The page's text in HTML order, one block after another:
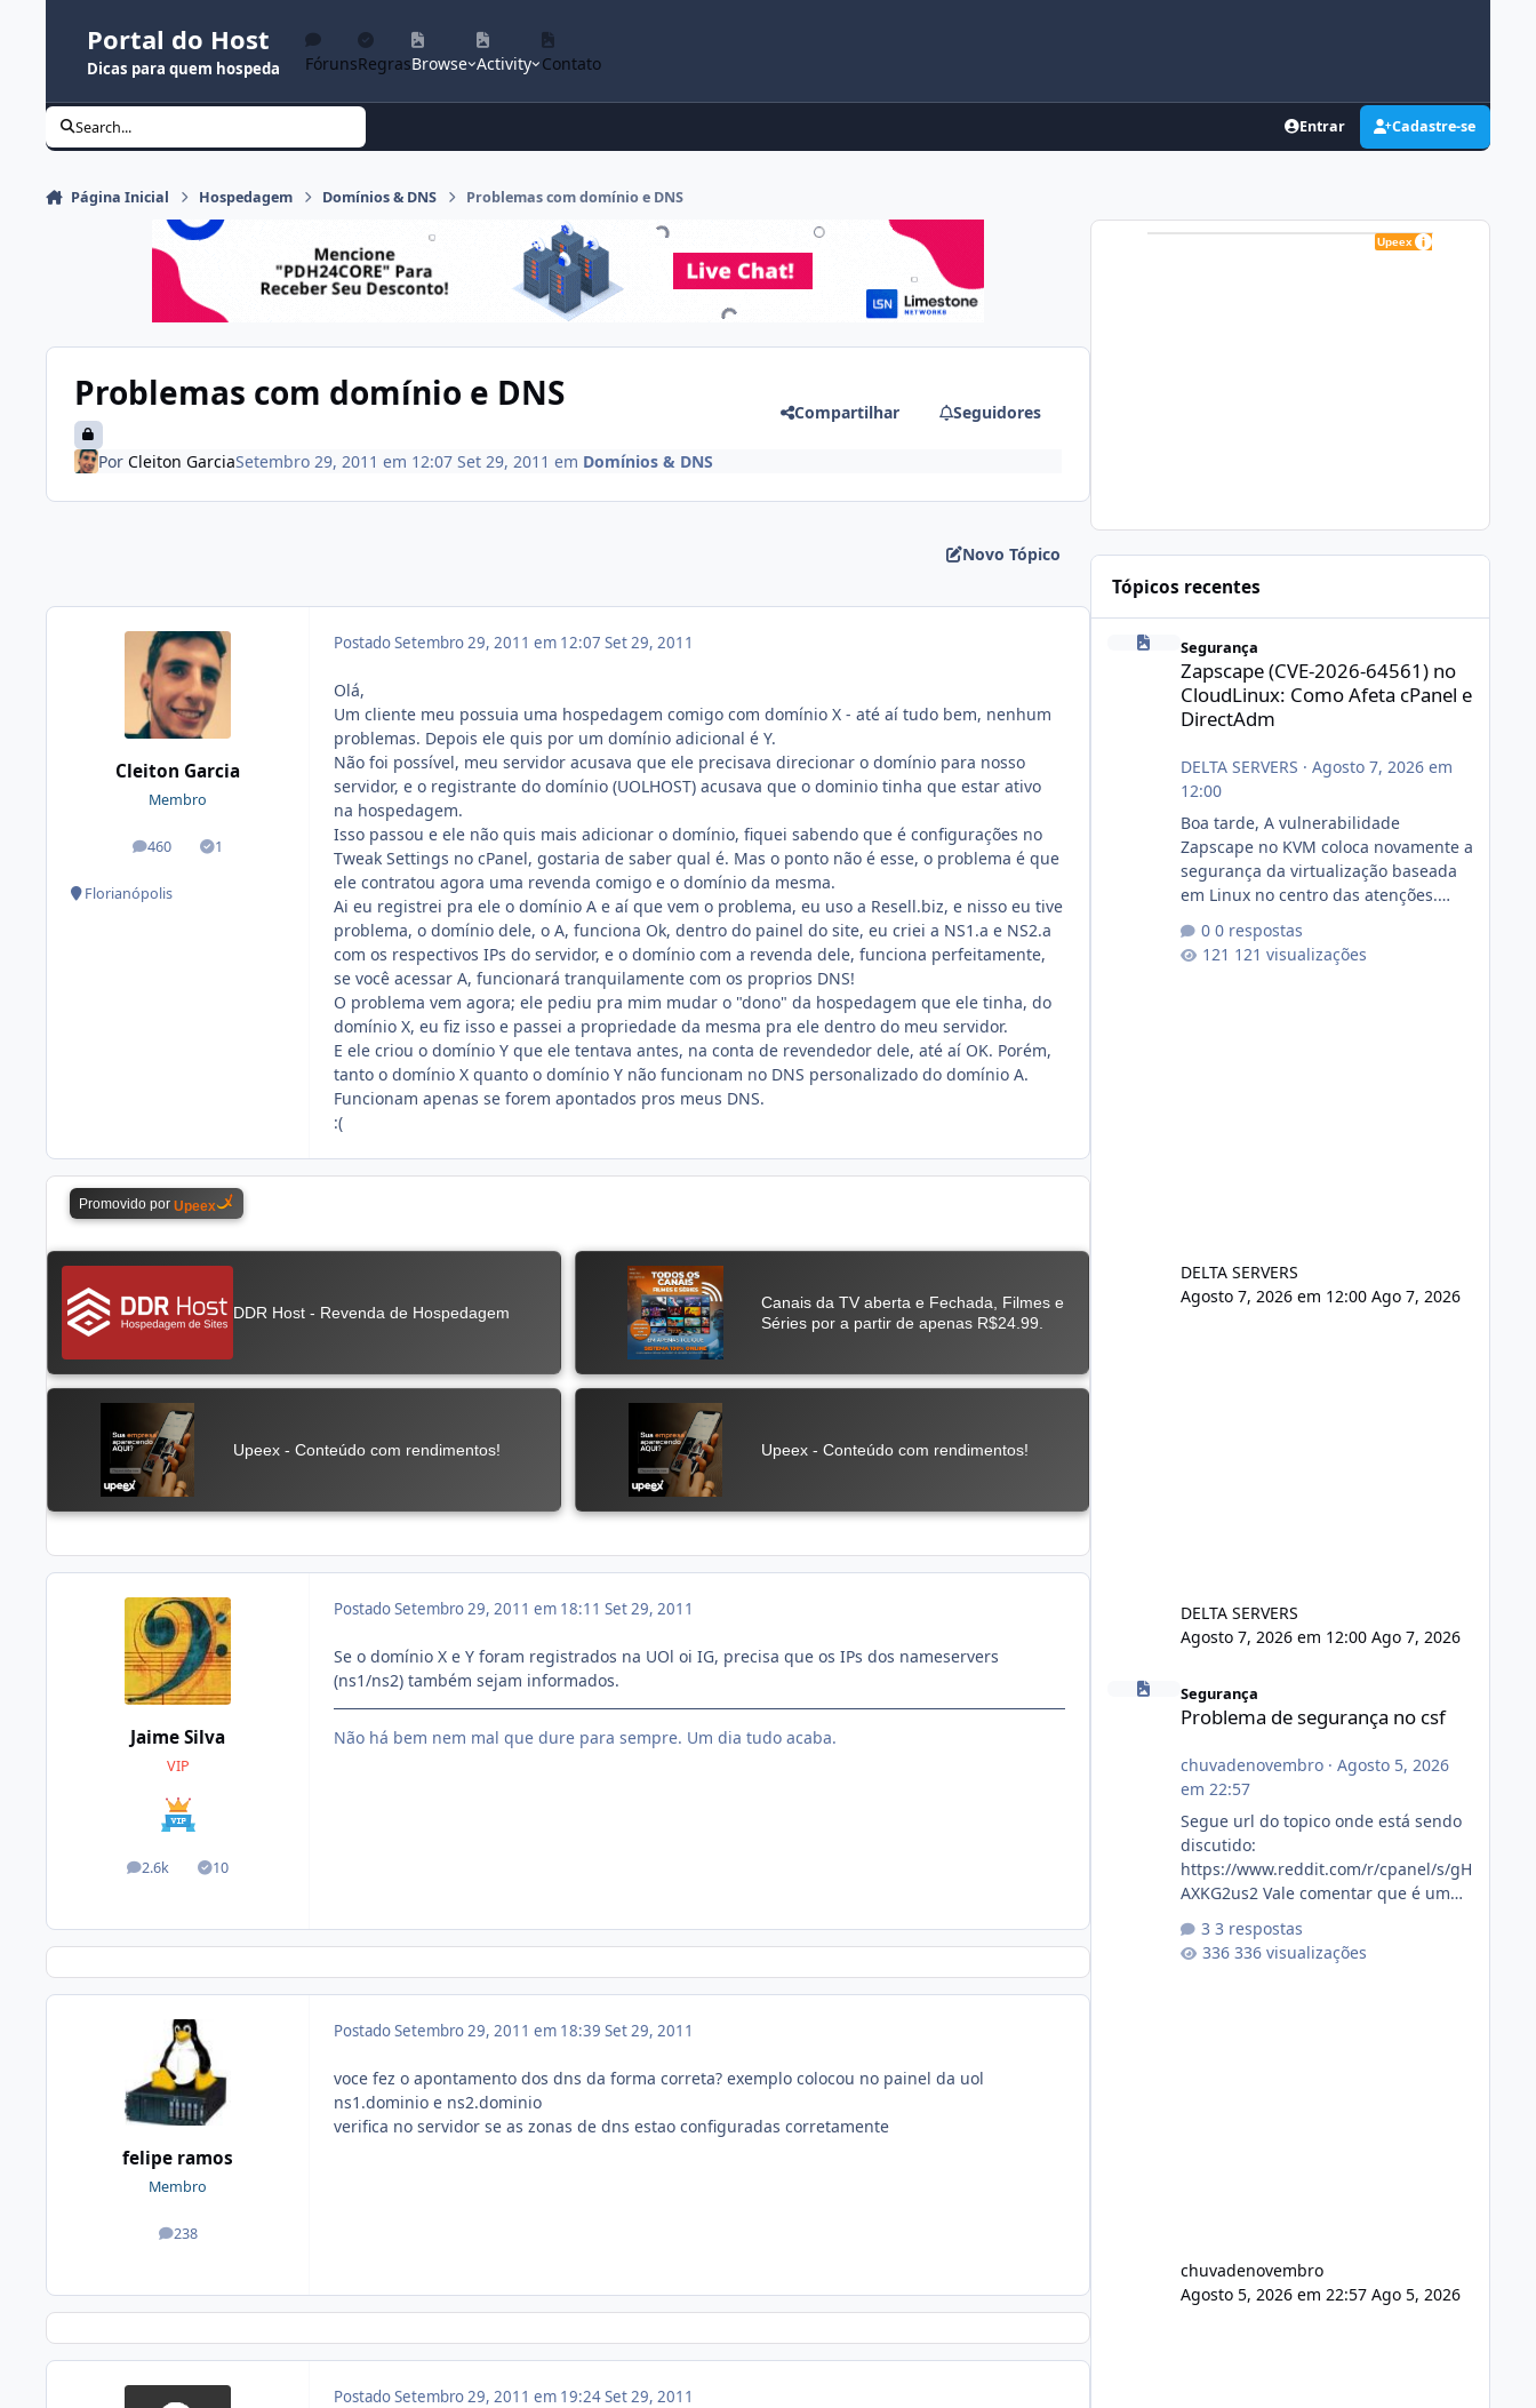
Portal do Host
Dicas para quem hospeda FórunsRegrasBrowse Activity Contato
Search... Entrar Cadastre-se
Página Inicial Hospedagem Domínios & DNS Problemas com domínio e DNS
Problemas com domínio e DNS Compartilhar Seguidores
Por Cleiton GarciaSetembro 29, 2011 em 12:07 Set 29, 2011 em Domínios & DNS
Novo Tópico
Cleiton Garcia
Membro
460
posts 1
Soluções
Florianópolis
PostadoSetembro 29, 2011 em 12:07 Set 29, 2011
Olá,
Um cliente meu possuia uma hospedagem comigo com domínio X - até aí tudo bem, nenhum
problemas. Depois ele quis por um domínio adicional é Y.
Não foi possível, meu servidor acusava que ele precisava direcionar o domínio para nosso
servidor, e o registrante do domínio (UOLHOST) acusava que o dominio tinha que estar ativo
na hospedagem.
Isso passou e ele não quis mais adicionar o domínio, fiquei sabendo que é configurações no
Tweak Settings no cPanel, gostaria de saber qual é. Mas o ponto não é esse, o problema é que
ele contratou agora uma revenda comigo e o domínio da mesma.
Ai eu registrei pra ele o domínio A e aí que vem o problema, eu uso a Resell.biz, e nisso eu tive
problema, o domínio dele, o A, funciona Ok, dentro do painel do site, eu criei a NS1.a e NS2.a
com os respectivos IPs do servidor, e o domínio com a revenda dele, funciona perfeitamente,
se você acessar A, funcionará tranquilamente com os proprios DNS!
O problema vem agora; ele pediu pra mim mudar o "dono" da hospedagem que ele tinha, do
domínio X, eu fiz isso e passei a propriedade da mesma pra ele dentro do meu servidor.
E ele criou o domínio Y que ele tentava antes, na conta de revendedor dele, até aí OK. Porém,
tanto o domínio X quanto o domínio Y não funcionam no DNS personalizado do domínio A.
Funcionam apenas se forem apontados pros meus DNS.
:(
Jaime Silva
VIP
2.6k
posts 10
Soluções
PostadoSetembro 29, 2011 em 18:11 Set 29, 2011
Se o domínio X e Y foram registrados na UOl oi IG, precisa que os IPs dos nameservers
(ns1/ns2) também sejam informados.
Não há bem nem mal que dure para sempre. Um dia tudo acaba.
felipe ramos
Membro
238
posts
PostadoSetembro 29, 2011 em 18:39 Set 29, 2011
voce fez o apontamento dos dns da forma correta? exemplo colocou no painel da uol
ns1.dominio e ns2.dominio
verifica no servidor se as zonas de dns estao configuradas corretamente
PostadoSetembro 29, 2011 em 19:24Set 29, 2011
Tópicos recentes
Zapscape (CVE-2026-64561) no CloudLinux: Como Afeta
Segurança
Zapscape (CVE-2026-64561) no
CloudLinux: Como Afeta cPanel e
DirectAdm
DELTA SERVERS · Agosto 7, 2026 em
12:00
Boa tarde, A vulnerabilidade
Zapscape no KVM coloca novamente a
segurança da virtualização baseada
em Linux no centro das atenções.
ents/dlrxjx23zz5f Criamos uma breve
explicação:
0 respostas
121 visualizações
DELTA SERVERS
Agosto 7, 2026 em 12:00 Ago 7, 2026
DELTA SERVERS
Agosto 7, 2026 em 12:00 Ago 7, 2026
Problema de segurança no csf
Segurança
Problema de segurança no csf
chuvadenovembro· Agosto 5, 2026
em 22:57
Segue url do topico onde está sendo
discutido:
https://www.reddit.com/r/cpanel/s/gH
AXKG2us2 Vale comentar que é um
pegada no da.
3 respostas
336 visualizações
chuvadenovembro
Agosto 5, 2026 em 22:57 Ago 5, 2026